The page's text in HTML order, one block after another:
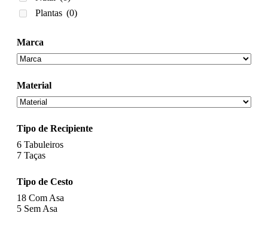
Plantas (0)
Marca
Material
Tipo de Recipiente
6 Tabuleiros
7 Taças
Tipo de Cesto
18 Com Asa
5 Sem Asa